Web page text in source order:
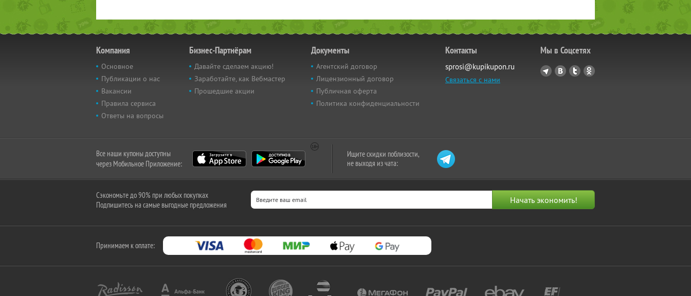
Компания
Основное
Публикации о нас
Вакансии
Правила сервиса
Ответы на вопросы
Бизнес-Партнёрам
Давайте сделаем акцию!
Заработайте, как Вебмастер
Прошедшие акции
Документы
Агентский договор
Лицензионный договор
Публичная оферта
Политика конфиденциальности
Контакты
sprosi@kupikupon.ru
Связаться с нами
Мы в Соцсетях
Все наши купоны доступны
через Мобильное Приложение:
Ищите скидки поблизости,
не выходя из чата:
Сэкономьте до 90% при любых покупках
Подпишитесь на самые выгодные предложения
Принимаем к оплате: